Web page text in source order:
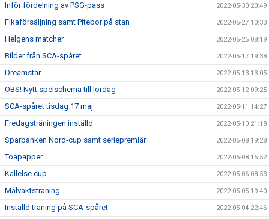
Inför fördelning av PSG-pass 2022-05-30 20:49
Fikaförsäljning samt Pitebor på stan 2022-05-27 10:33
Helgens matcher 2022-05-25 08:19
Bilder från SCA-spåret 2022-05-17 19:38
Dreamstar 2022-05-13 13:05
OBS! Nytt spelschema till lördag 2022-05-12 09:25
SCA-spåret tisdag 17 maj 2022-05-11 14:27
Fredagsträningen inställd 2022-05-10 21:18
Sparbanken Nord-cup samt seriepremiär 2022-05-08 19:28
Toapapper 2022-05-08 15:52
Kallelse cup 2022-05-06 08:53
Målvaktsträning 2022-05-05 19:40
Inställd träning på SCA-spåret 2022-05-04 22:46